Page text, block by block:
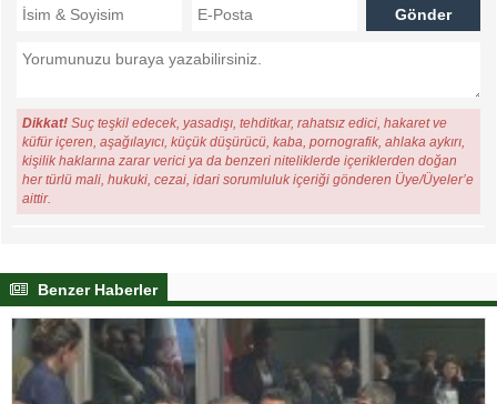
Dikkat! Suç teşkil edecek, yasadışı, tehditkar, rahatsız edici, hakaret ve
küfür içeren, aşağılayıcı, küçük düşürücü, kaba, pornografik, ahlaka aykırı,
kişilik haklarına zarar verici ya da benzeri niteliklerde içeriklerden doğan
her türlü mali, hukuki, cezai, idari sorumluluk içeriği gönderen Üye/Üyeler’e
aittir.
Benzer Haberler